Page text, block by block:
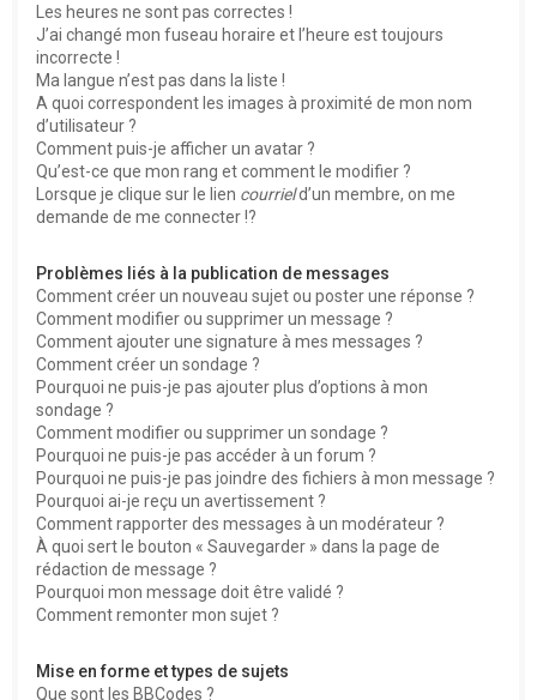
Les heures ne sont pas correctes !
J’ai changé mon fuseau horaire et l’heure est toujours
incorrecte !
Ma langue n’est pas dans la liste !
A quoi correspondent les images à proximité de mon nom
d’utilisateur ?
Comment puis-je afficher un avatar ?
Qu’est-ce que mon rang et comment le modifier ?
Lorsque je clique sur le lien courrield’un membre, on me
demande de me connecter !?
Problèmes liés à la publication de messages
Comment créer un nouveau sujet ou poster une réponse ?
Comment modifier ou supprimer un message ?
Comment ajouter une signature à mes messages ?
Comment créer un sondage ?
Pourquoi ne puis-je pas ajouter plus d’options à mon
sondage ?
Comment modifier ou supprimer un sondage ?
Pourquoi ne puis-je pas accéder à un forum ?
Pourquoi ne puis-je pas joindre des fichiers à mon message ?
Pourquoi ai-je reçu un avertissement ?
Comment rapporter des messages à un modérateur ?
À quoi sert le bouton « Sauvegarder » dans la page de
rédaction de message ?
Pourquoi mon message doit être validé ?
Comment remonter mon sujet ?
Mise en forme et types de sujets
Que sont les BBCodes ?